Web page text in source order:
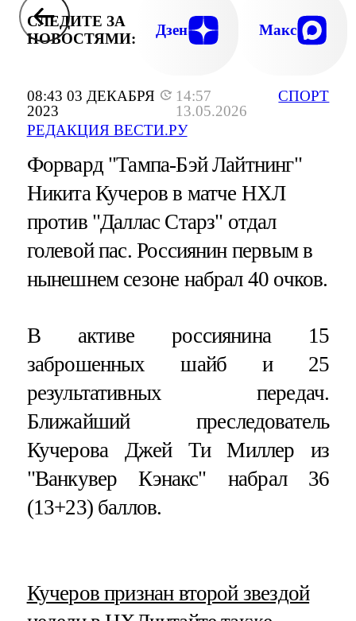
08:43 03 ДЕКАБРЯ
2023
14:57
13.05.2026
РЕДАКЦИЯ ВЕСТИ.РУ
СПОРТ
СЛЕДИТЕ ЗА
НОВОСТЯМИ:
Дзен Макс
Форвард "Тампа-Бэй Лайтнинг"
Никита Кучеров в матче НХЛ
против "Даллас Старз" отдал
голевой пас. Россиянин первым в
нынешнем сезоне набрал 40 очков.
В активе россиянина 15
заброшенных шайб и 25
результативных передач.
Ближайший преследователь
Кучерова Джей Ти Миллер из
"Ванкувер Кэнакс" набрал 36
(13+23) баллов.
​Кучеров признан второй звездой